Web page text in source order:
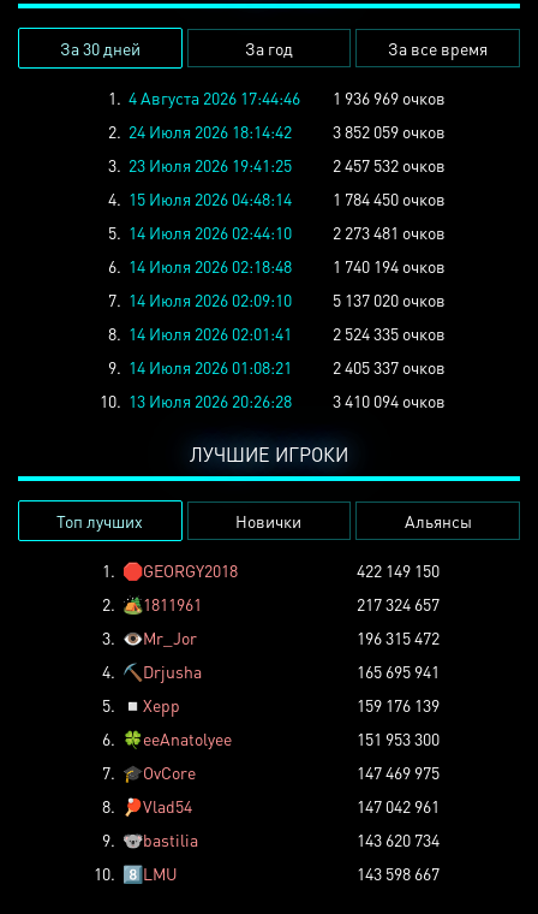
За 30 дней За год За все время
1. 4 Августа 2026 17:44:46
1 936 969 очков
2. 24 Июля 2026 18:14:42
3 852 059 очков
3. 23 Июля 2026 19:41:25
2 457 532 очков
4. 15 Июля 2026 04:48:14
1 784 450 очков
5. 14 Июля 2026 02:44:10
2 273 481 очков
6. 14 Июля 2026 02:18:48
1 740 194 очков
7. 14 Июля 2026 02:09:10
5 137 020 очков
8. 14 Июля 2026 02:01:41
2 524 335 очков
9. 14 Июля 2026 01:08:21
2 405 337 очков
10. 13 Июля 2026 20:26:28 3 410 094 очков
ЛУЧШИЕ ИГРОКИ
Топ лучших Новички Альянсы
1. 🛑GEORGY2018
422 149 150
2. 🏕️1811961
217 324 657
3. 👁️Mr_Jor
196 315 472
4. ⛏️ Drjusha
165 695 941
5.
◽ Xepp
159 176 139
6. 🍀eeAnatolyee
151 953 300
7. 🎓OvCore
147 469 975
8.
🏓Vlad54
147 042 961
9. 🐨bastilia
143 620 734
10. 8️⃣LMU 143 598 667